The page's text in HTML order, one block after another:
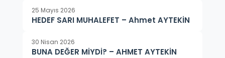
25 Mayıs 2026
HEDEF SARI MUHALEFET – Ahmet AYTEKİN
30 Nisan 2026
BUNA DEĞER MİYDİ? – AHMET AYTEKİN